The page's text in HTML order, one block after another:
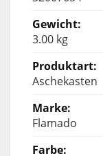
3.00 kg
Aschekasten
Flamado